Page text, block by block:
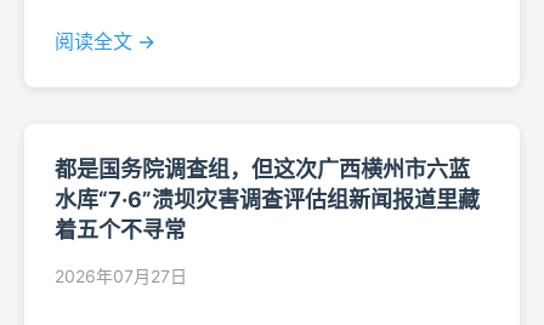
阅读全文 →
都是国务院调查组，但这次广西横州市六蓝
水库“7·6”溃坝灾害调查评估组新闻报道里藏
着五个不寻常
2026年07月27日